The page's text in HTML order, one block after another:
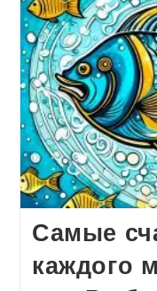
Самые
каждого